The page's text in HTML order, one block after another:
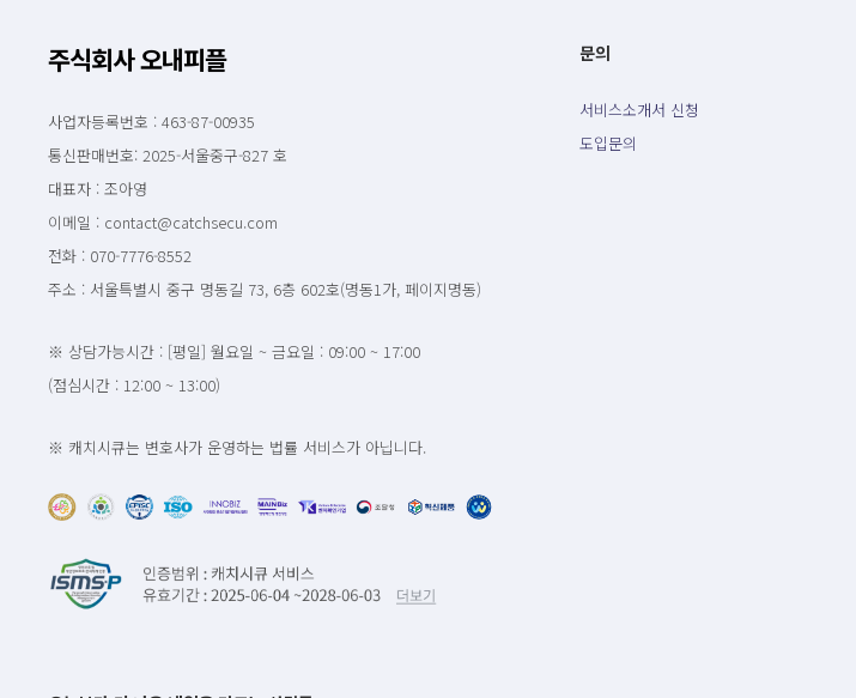
주식회사 오내피플
사업자등록번호 : 463-87-00935
통신판매번호: 2025-서울중구-827 호
대표자 : 조아영
이메일 : contact@catchsecu.com
전화 : 070-7776-8552
주소 : 서울특별시 중구 명동길 73, 6층 602호(명동1가, 페이지명동)
※ 상담가능시간 : [평일] 월요일 ~ 금요일 : 09:00 ~ 17:00
(점심시간 : 12:00 ~ 13:00)
※ 캐치시큐는 변호사가 운영하는 법률 서비스가 아닙니다.
문의
서비스소개서 신청
도입문의